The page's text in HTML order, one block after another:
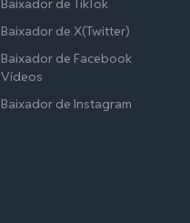
Baixador de TikTok
Baixador de X(Twitter)
Baixador de Facebook
Vídeos
Baixador de Instagram